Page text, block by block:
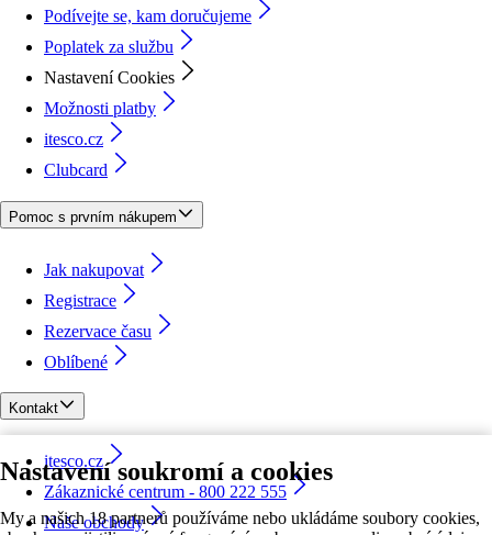
Nastavení soukromí a cookies
My a našich 18 partnerů používáme nebo ukládáme soubory cookies,
Podívejte se, kam doručujeme
Poplatek za službu
Nastavení Cookies
Možnosti platby
itesco.cz
Clubcard
Pomoc s prvním nákupem
Jak nakupovat
Registrace
Rezervace času
Oblíbené
Kontakt
itesco.cz
Zákaznické centrum - 800 222 555
Naše obchody